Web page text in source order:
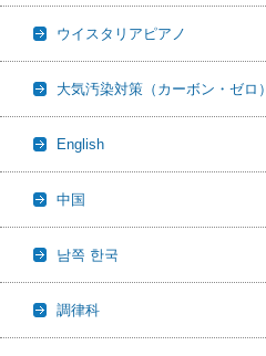
ウイスタリアピアノ
大気汚染対策（カーボン・ゼロ）
English
中国
남쪽 한국
調律科